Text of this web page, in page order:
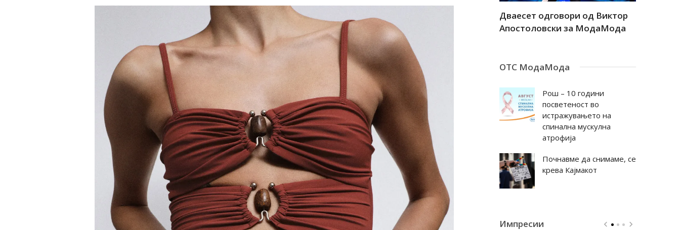
Дваесет одговори од Милена
Антовска за МодаМода
Дваесет одговори за
МодаМода со Александар
Ристовски Принц
Дваесет одговори од Виктор
Апостоловски за МодаМода
ОТС МодаМода
Рош – 10 години
посветеност во
истражувањето на
спинална мускулна
атрофија
Почнавме да снимаме, се
крева Кајмакот
Импресии